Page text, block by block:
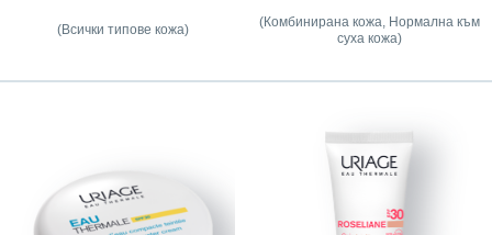
(Всички типове кожа)
(Комбинирана кожа, Нормална към
суха кожа)